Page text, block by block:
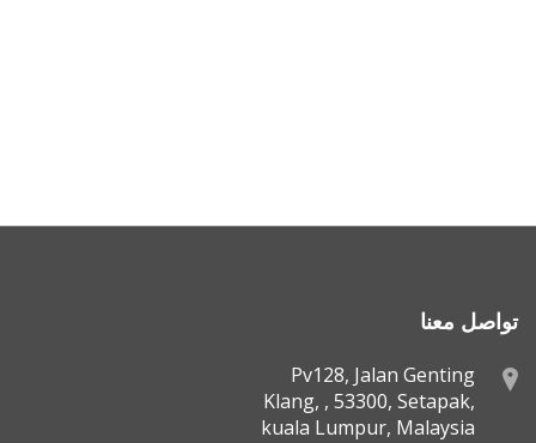
تواصل معنا
Pv128, Jalan Genting
Klang, , 53300, Setapak,
kuala Lumpur, Malaysia